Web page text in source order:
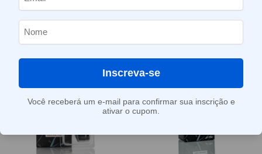
Mostrando todos os 3 resultados
Inscreva-se
Você receberá um e-mail para confirmar sua inscrição e
ativar o cupom.